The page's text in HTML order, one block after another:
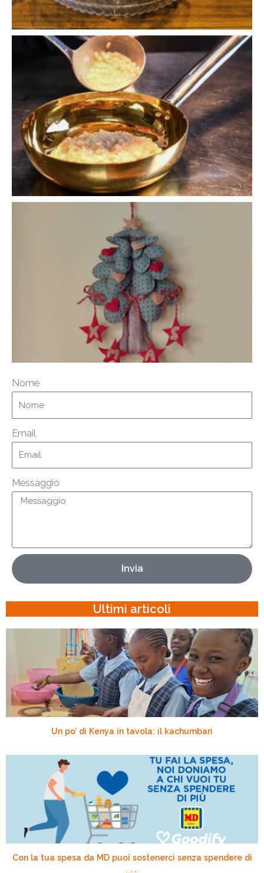
Nome
Email
Messaggio
Invia
Ultimi articoli
Un po’ di Kenya in tavola: il kachumbari
Con la tua spesa da MD puoi sostenerci senza spendere di